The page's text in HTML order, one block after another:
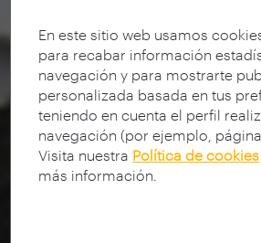
En este sitio web usamos
para recabar información
navegación y para mostrarte
personalizada basada en tus
teniendo en cuenta el perfil
navegación (por ejemplo,
Visita nuestra Política de cookies
más información.